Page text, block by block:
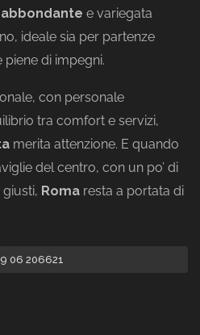
e variegata
ideale sia per partenze
di impegni.
con personale
tra comfort e servizi,
merita attenzione. E quando
del centro, con un po’ di
Roma resta a portata di
06 206621